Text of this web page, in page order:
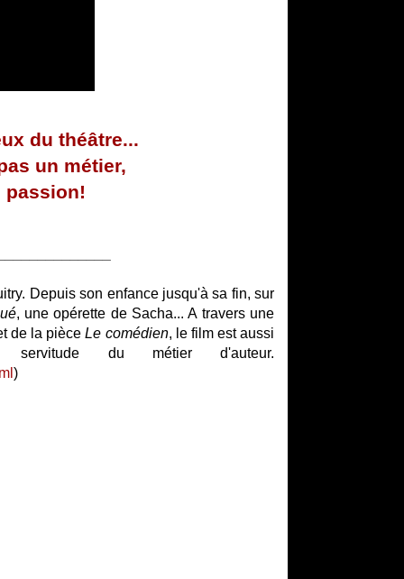
du théâtre...
un métier,
passion!
Depuis son enfance jusqu'à sa fin, sur
, une opérette de Sacha... A travers une
de la pièceLe comédien, le film est aussi
du métier d'auteur.
)